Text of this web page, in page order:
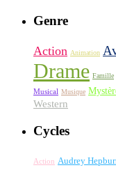
Genre
Action Animation
Drame Famille
Musical Musique
Western
Cycles
Action Audrey